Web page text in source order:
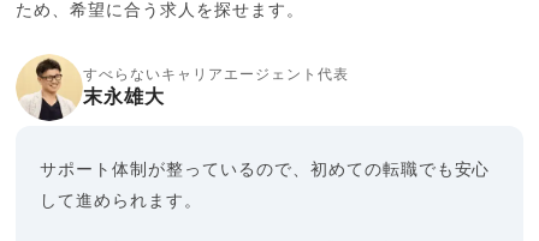
ため、希望に合う求人を探せます。
すべらないキャリアエージェント代表
末永雄大
サポート体制が整っているので、初めての転職でも安心
して進められます。